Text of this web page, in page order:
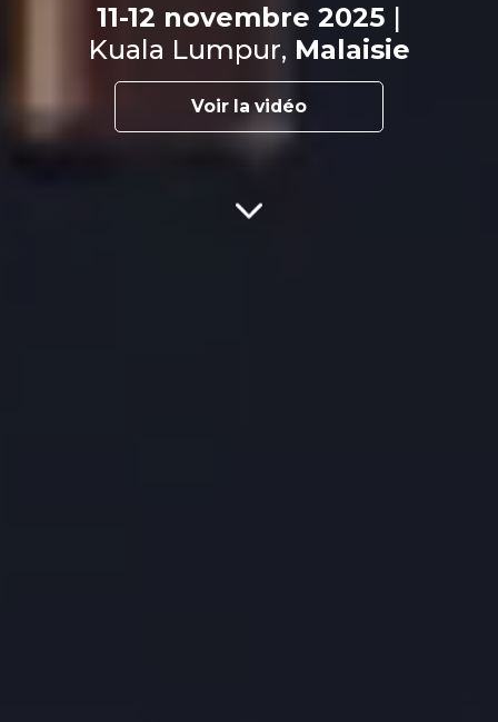
11-12 novembre 2025 |
Kuala Lumpur, Malaisie
Voir la vidéo